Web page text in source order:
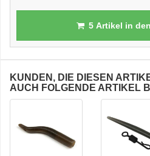
5Artikel in
KUNDEN, DIE DIESEN
AUCH FOLGENDE ARTIKEL